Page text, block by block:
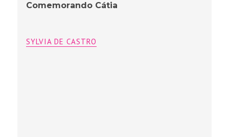
Comemorando Cátia
SYLVIA DE CASTRO